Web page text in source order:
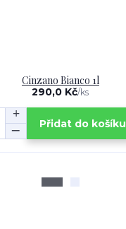
Cinzano Bianco 1l
290,0 Kč/ks
Přidat do košíku